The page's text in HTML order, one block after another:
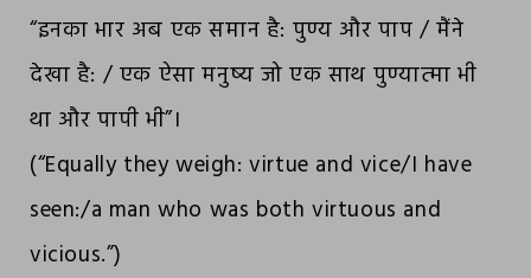
“इनका भार अब एक समान है: पुण्य और पाप / मैंने
देखा है: / एक ऐसा मनुष्य जो एक साथ पुण्यात्मा भी
था और पापी भी”।
(“Equally they weigh: virtue and vice/I have
seen:/a man who was both virtuous and
vicious.”)